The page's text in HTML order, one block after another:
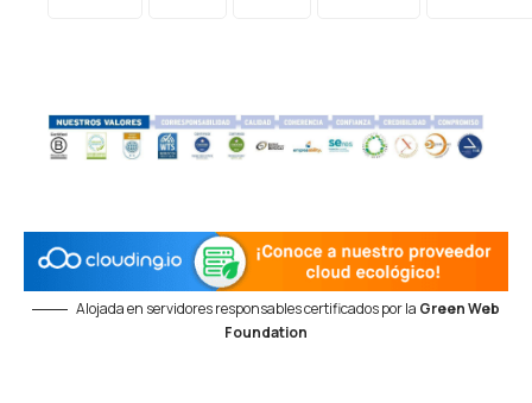
Alojada en servidores responsables certificados por la Green Web
Foundation